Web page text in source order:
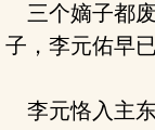
三个嫡子都
子，李元佑早
李元恪入主